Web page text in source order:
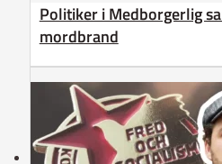
Politiker i Medborgerlig
mordbrand